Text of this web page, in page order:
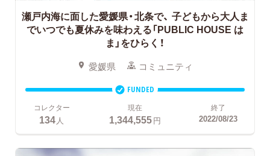
瀬戸内海に面した愛媛県・北条で、 子どもから大人ま
でいつでも夏休みを味わえる「PUBLIC HOUSE は
ま」をひらく！
愛媛県 コミュニティ
FUNDED
コレクター
134 人
現在
1,344,555円
終了
2022/08/23